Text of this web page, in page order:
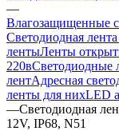
—
Влагозащищенные
Светодиодная
лентыЛенты
220вСветодиодные
лентАдресная
ленты для нихLED
—Светодиодная
12V, IP68, N51